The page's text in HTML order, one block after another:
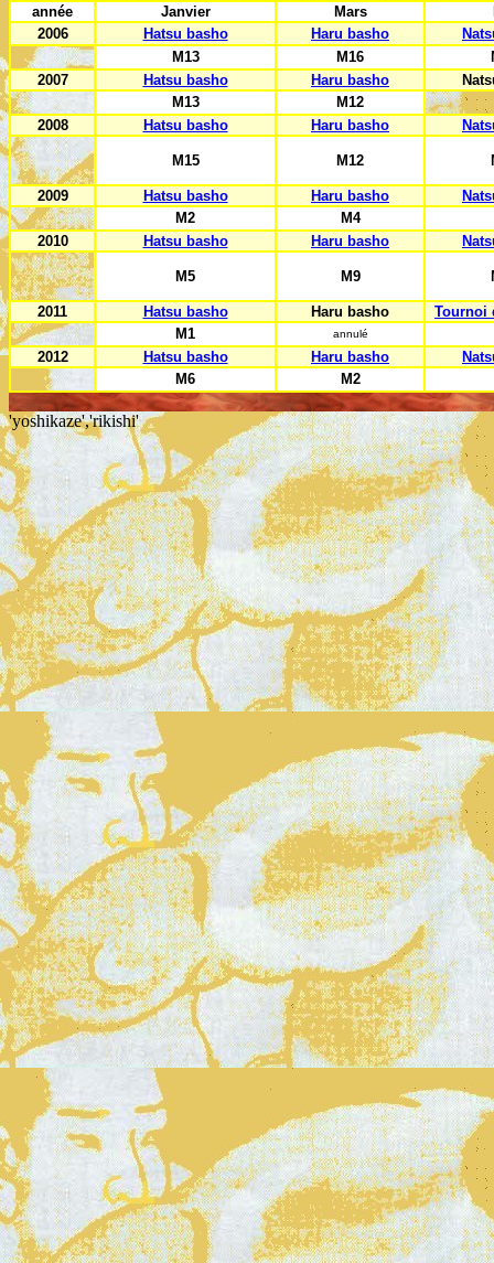
année Janvier Mars
2006
Hatsu basho Haru basho
M13
M16
2007
Hatsu basho Haru basho
M13
M12
2008
Hatsu basho Haru basho
M15 M12
2009 Hatsu basho Haru basho
M2
M4
2010
Hatsu basho Haru basho
M5 M9
2011 Hatsu basho Haru basho
Tournoi
M1
annulé
2012 Hatsu basho Haru basho
M6
M2
'yoshikaze','rikishi'